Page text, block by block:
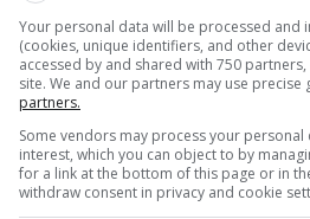
Your personal data will be processed and
(cookies, unique identifiers, and other
accessed by and shared with 750
site. We and our partners may use precise
partners.
Some vendors may process your
interest, which you can object to by
for a link at the bottom of this page or in
withdraw consent in privacy and cookie